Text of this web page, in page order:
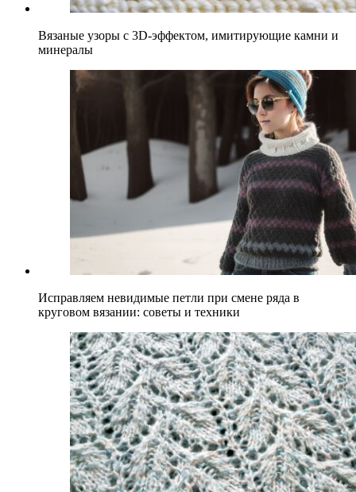
Вязаные узоры с 3D-эффектом, имитирующие камни и
минералы
Исправляем невидимые петли при смене ряда в
круговом вязании: советы и техники